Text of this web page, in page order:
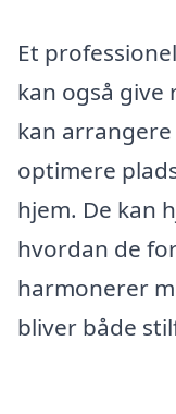
Et
kan også
kan
optimere
hjem. De kan
hvordan de
harmonerer
bliver både